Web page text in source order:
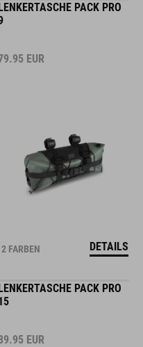
PACK PRO
EUR
2 FARBEN DETAILS
PACK PRO
EUR